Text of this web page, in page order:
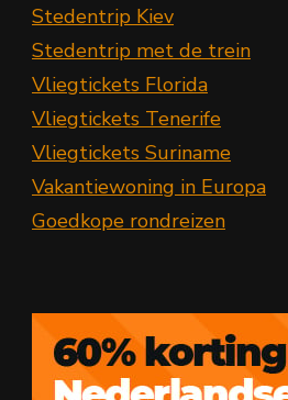
Stedentrip Kiev
Stedentrip met de trein
Vliegtickets Florida
Vliegtickets Tenerife
Vliegtickets Suriname
Vakantiewoning in Europa
Goedkope rondreizen